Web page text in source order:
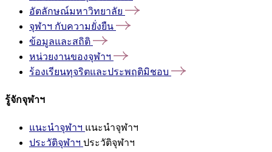
อัตลักษณ์มหาวิทยาลัย
จุฬาฯ กับความยั่งยืน
ข้อมูลและสถิติ
หน่วยงานของจุฬาฯ
ร้องเรียนทุจริตและประพฤติมิชอบ
รู้จักจุฬาฯ
แนะนำจุฬาฯ แนะนำจุฬาฯ
ประวัติจุฬาฯ ประวัติจุฬาฯ